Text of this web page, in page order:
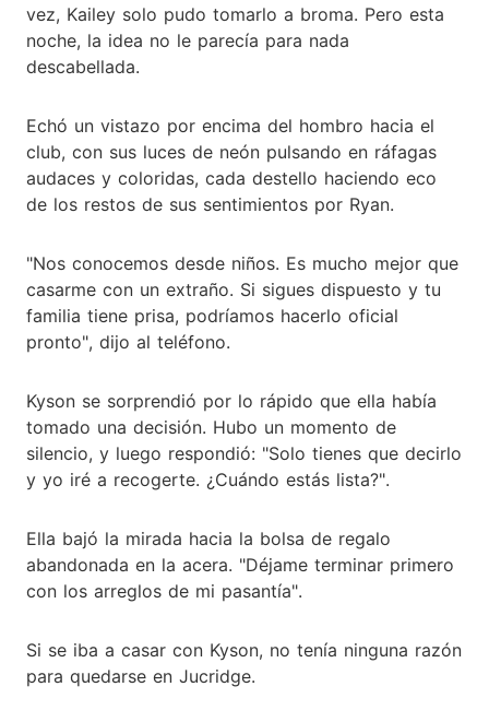
vez, Kailey solo pudo tomarlo a broma. Pero esta
noche, la idea no le parecía para nada
descabellada.
Echó un vistazo por encima del hombro hacia el
club, con sus luces de neón pulsando en ráfagas
audaces y coloridas, cada destello haciendo eco
de los restos de sus sentimientos por Ryan.
"Nos conocemos desde niños. Es mucho mejor que
casarme con un extraño. Si sigues dispuesto y tu
familia tiene prisa, podríamos hacerlo oficial
pronto", dijo al teléfono.
Kyson se sorprendió por lo rápido que ella había
tomado una decisión. Hubo un momento de
silencio, y luego respondió: "Solo tienes que decirlo
y yo iré a recogerte. ¿Cuándo estás lista?".
Ella bajó la mirada hacia la bolsa de regalo
abandonada en la acera. "Déjame terminar primero
con los arreglos de mi pasantía".
Si se iba a casar con Kyson, no tenía ninguna razón
para quedarse en Jucridge.